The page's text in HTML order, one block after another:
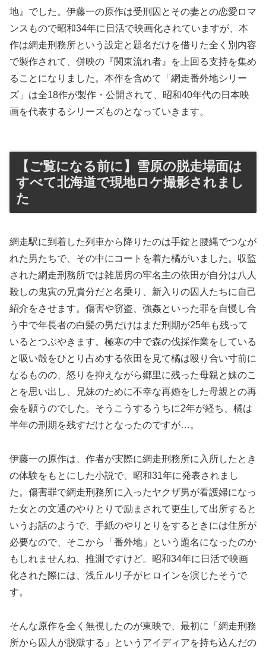
地』でした。伊藤一の原作は受刑囚とその妻との恋愛ロマ
ンスもので昭和34年に日活で映画化されていますが、本
作は網走刑務所という設定と題名だけを借りた全く別内容
で製作されて、併映の『関東流れ者』を上回る支持を集め
ることになりました。本作を含めて「網走番外地シリー
ズ」は全18作が製作・公開されて、昭和40年代の日本映
画を代表するシリーズものとなっていきます。
【ご覧になる前に】雪原の脱走場面は
すべて北海道で現地ロケ撮影されまし
た
網走駅に到着した列車から降りたのは手錠と腰縄でつなが
れた男たちで、その中にコートを着た橘がいました。収監
された網走刑務所では雑居房の牢名主の依田が自分は八人
殺しの鬼寅の兄貴分だと名乗り、新入りの囚人たちに自己
紹介をさせます。傷害や窃盗、強姦といった罪を自慢し合
う中で年長者の白髪の男だけはまだ刑期が25年も残って
いるとつぶやきます。極寒の中で森の伐採作業をしている
と吸い殻をひとり占めする依田を見て橘は殴り合い寸前に
なるものの、怒りを抑えながら郷里に残った母親と妹のこ
とを思い出し、兄妹のために不幸な再婚をした母親との再
会を願うのでした。そうこうするうちに2年が経ち、橘は
半年の刑期を残すだけとなったのですが…。
伊藤一の原作は、作者が実際に網走刑務所に入所したとき
の体験をもとにした小説で、昭和31年に発表されまし
た。傷害罪で網走刑務所に入ったヤクザ男が看護婦になっ
た女との文通のやりとりで励まされて更生して出所すると
いうお話のようで、手紙のやりとりをするときには住所が
必要なので、そこから「番外地」という題名になったのか
もしれませんね、推測ですけど。昭和34年に日活で映画
化された際には、浅丘ルリ子がヒロインを演じたそうで
す。
そんな原作を全く無視したのが東映で、最初に「網走刑務
所から囚人が脱獄する」というアイディアを持ち込んだの